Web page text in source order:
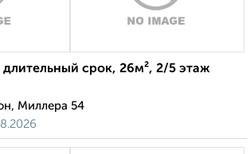
длительный срок, 26м², 2/5 этаж
Миллера 54